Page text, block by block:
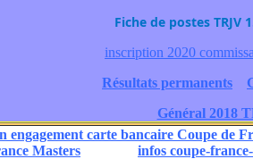
Fiche de postes TRJV
inscription 2020
Résultats permanents
Général 2018
engagement carte bancaire Coupe de
Masters
infos coupe-